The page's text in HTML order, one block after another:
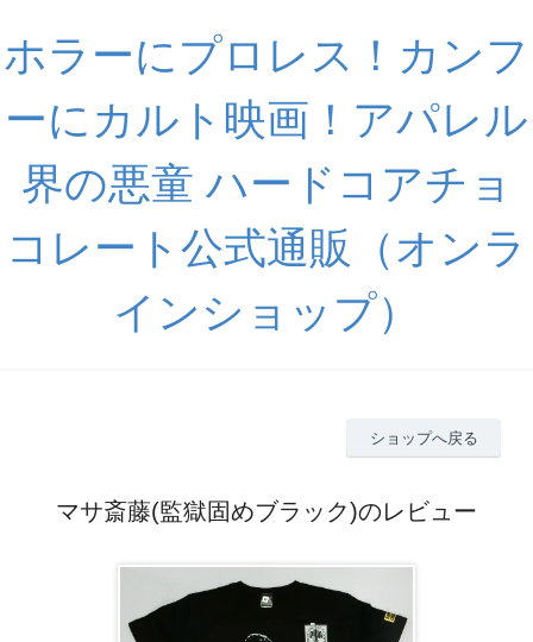
ホラーにプロレス！カンフ
ーにカルト映画！アパレル
界の悪童 ハードコアチョ
コレート公式通販（オンラ
インショップ）
ショップへ戻る
マサ斎藤(監獄固めブラック)のレビュー